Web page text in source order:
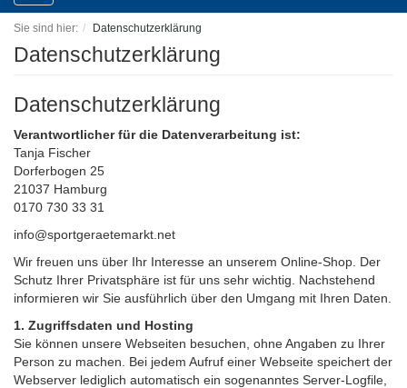
navigation
Sie sind hier: Datenschutzerklärung
Datenschutzerklärung
Datenschutzerklärung
Verantwortlicher für die Datenverarbeitung ist:
Tanja Fischer
Dorferbogen 25
21037 Hamburg
0170 730 33 31
info@sportgeraetemarkt.net
Wir freuen uns über Ihr Interesse an unserem Online-Shop. Der
Schutz Ihrer Privatsphäre ist für uns sehr wichtig. Nachstehend
informieren wir Sie ausführlich über den Umgang mit Ihren Daten.
1. Zugriffsdaten und Hosting
Sie können unsere Webseiten besuchen, ohne Angaben zu Ihrer
Person zu machen. Bei jedem Aufruf einer Webseite speichert der
Webserver lediglich automatisch ein sogenanntes Server-Logfile,